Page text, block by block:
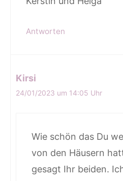
Antworten
Kirsi
24/01/2023 um 14:05 Uhr
Wie schön das Du
von den Häusern
gesagt Ihr beiden.